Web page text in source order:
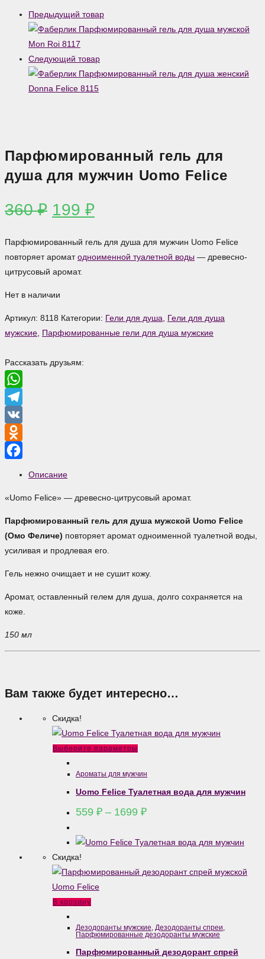
Предыдущий товар
Следующий товар
Парфюмированный гель для
душа для мужчин Uomo Felice
360₽ Первоначальная
составляла
360 ₽.
199 ₽Текущая
199 ₽.
Парфюмированный гель для душа для мужчин Uomo Felice
повторяет ароматодноименной туалетной воды — древесно-
цитрусовый аромат.
Нет в наличии
Артикул: 8118 Категории: Гели для душа
Гели для душа
мужские Парфюмированные гели для душа мужские
Рассказать друзьям:
WhatsApp
Telegram
VK
Odnoklassniki
Описание
«Uomo Felice» — древесно-цитрусовый аромат.
Парфюмированный гель для душа мужской Uomo Felice
(Омо Феличе) повторяет аромат одноименной туалетной воды,
усиливая и продлевая его.
Гель нежно очищает и не сушит кожу.
Аромат, оставленный гелем для душа, долго сохраняется на
коже.
150 мл
Вам также будет интересно…
Скидка!
Выберите параметры
имеет
несколько
вариаций.
Ароматы для мужчин
Uomo Felice Туалетная вода для мужчин
559 ₽ – 1699 ₽Диапазон
–
Скидка!
В корзину
Дезодоранты мужские Дезодоранты спреи
Парфюмированные дезодоранты мужские
Парфюмированный дезодорант спрей